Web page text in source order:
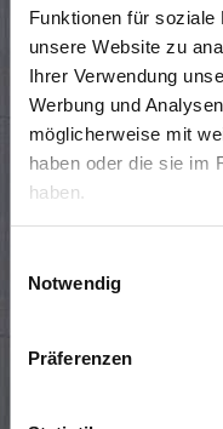
Funktionen für soziale
unsere Website zu
Ihrer Verwendung
Werbung und
möglicherweise mit
haben oder die sie im
haben.
Notwendig
Präferenzen
Termin
Allgemeine